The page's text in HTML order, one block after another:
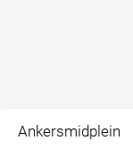
Ankersmidplein